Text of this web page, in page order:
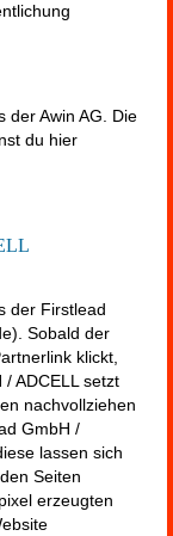
der Awin AG. Die
du hier
der Firstlead
Sobald der
klickt,
ADCELL setzt
nachvollziehen
GmbH /
lassen sich
Seiten
erzeugten